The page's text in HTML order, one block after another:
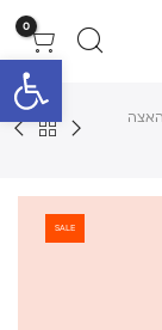
פתח
0
SALE